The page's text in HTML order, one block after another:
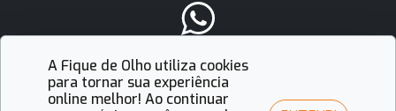
contato@fiquedeolho.com.br
A Fique de Olho utiliza cookies
para tornar sua experiência
online melhor! Ao continuar